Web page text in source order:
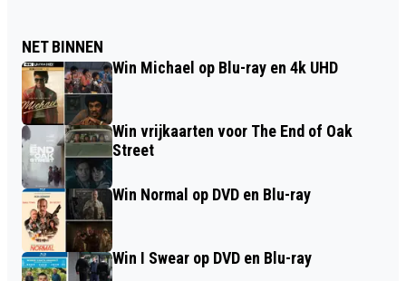
NET BINNEN
Win Michael op Blu-ray en 4k UHD
Win vrijkaarten voor The End of Oak
Street
Win Normal op DVD en Blu-ray
Win I Swear op DVD en Blu-ray